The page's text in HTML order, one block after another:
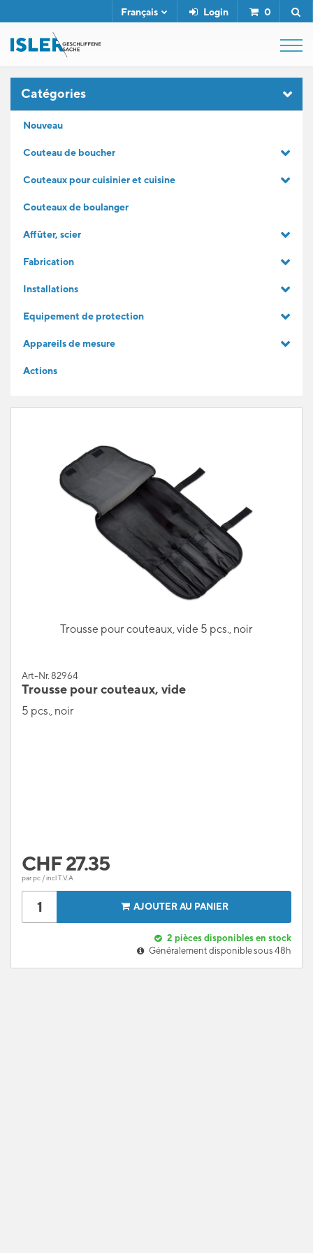
Login 0
Français
SERVICE
Catégories
Nouveau
Couteau de boucher
Couteaux pour cuisinier et cuisine
Couteaux de boulanger
Affûter, scier
Fabrication
Installations
Equipement de protection
Appareils de mesure
Actions
Trousse pour couteaux, vide 5 pcs., noir
Art-Nr. 82964
Trousse pour couteaux, vide
5 pcs., noir
CHF27.35
par pc / incl T.V.A
AJOUTER AU PANIER
2 pièces disponibles en stock
Généralement disponible sous 48h